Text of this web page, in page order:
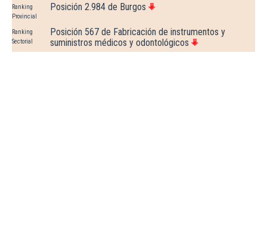
Ranking
Provincial
Posición 2.984 de Burgos
Ranking
Sectorial
Posición 567 de Fabricación de instrumentos y
suministros médicos y odontológicos